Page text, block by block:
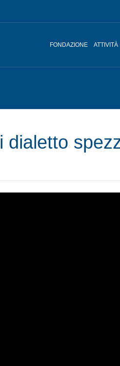
FONDAZIONE ATTIVITÀ
dialetto